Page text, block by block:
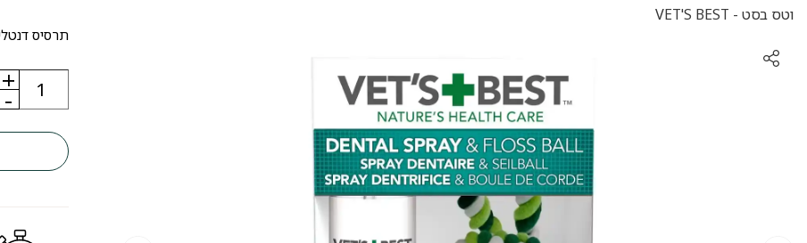
וטס בסט - VET'S BEST
תרסיס
-
כמות
תרסיס
לכלבים
וט
בסט
+